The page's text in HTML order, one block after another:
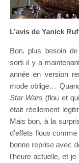
L’avis de Yanick
Bon, plus besoin
sorti il y a
année en version
mode oblige…
Star Wars (flou et
était réellement
Mais bon, à la
d’effets flous
bonne reprise avec
l’heure actuelle, et